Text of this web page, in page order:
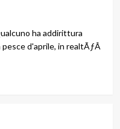
ha addirittura
d'aprile, in realtÃƒÂ